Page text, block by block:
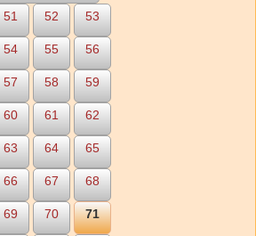
51 52 53
54 55 56
57 58 59
60 61 62
63 64 65
66 67 68
69 70 71